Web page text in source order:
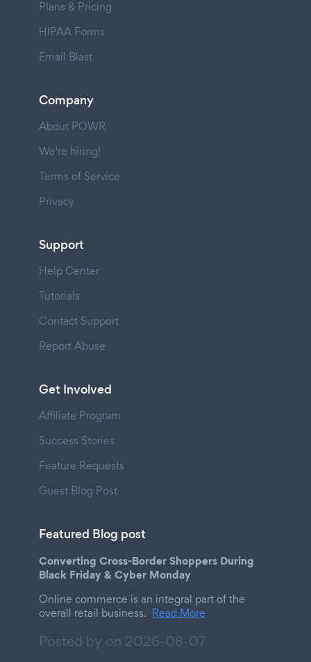
Plans & Pricing
HIPAA Forms
Email Blast
Company
About POWR
We're hiring!
Terms of Service
Privacy
Support
Help Center
Tutorials
Contact Support
Report Abuse
Get Involved
Affiliate Program
Success Stories
Feature Requests
Guest Blog Post
Featured Blog post
Converting Cross-Border Shoppers During
Black Friday & Cyber Monday
Online commerce is an integral part of the
overall retail business. Read More
Posted by on 2026-08-07